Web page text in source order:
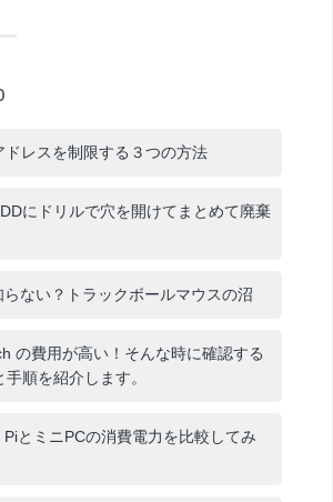
ドレスを制限する３つの方法
にドリルで穴を開けてまとめて廃棄
らない？トラックボールマウスの沼
の費用が高い！そんな時に確認する
順を紹介します。
とミニPCの消費電力を比較してみ